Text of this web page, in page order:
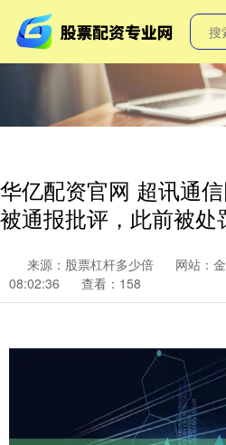
华亿配资官网 超讯通
被通报批评，此前被
来源：股票杠杆多少倍 网站：
08:02:36
查看：158